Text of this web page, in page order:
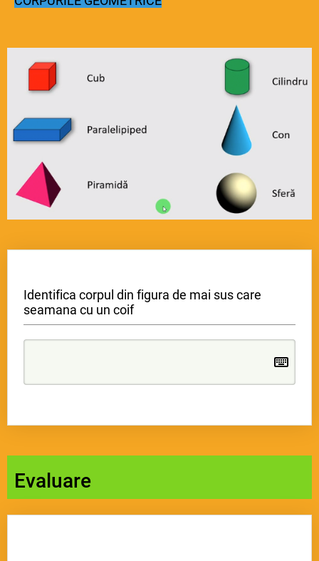
Identifica corpul din figura de mai sus care
seamana cu un coif
Evaluare